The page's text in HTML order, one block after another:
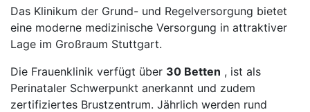
Das Klinikum der Grund- und Regelversorgung bietet
eine moderne medizinische Versorgung in attraktiver
Lage im Großraum Stuttgart.
Die Frauenklinik verfügt über 30 Betten , ist als
Perinataler Schwerpunkt anerkannt und zudem
zertifiziertes Brustzentrum. Jährlich werden rund